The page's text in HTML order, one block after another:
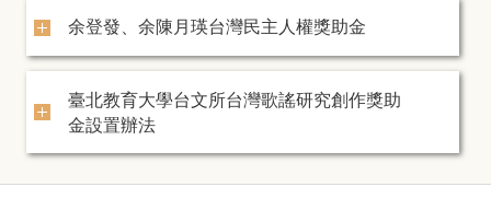
余登發、余陳月瑛台灣民主人權獎助金
臺北教育大學台文所台灣歌謠研究創作獎助
金設置辦法